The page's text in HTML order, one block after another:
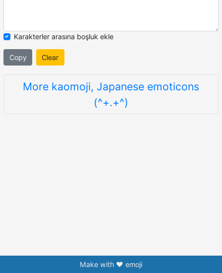
Karakterler arasına boşluk ekle
Copy Clear
More kaomoji, Japanese emoticons
(^+.+^)
Make with ❤️ emoji